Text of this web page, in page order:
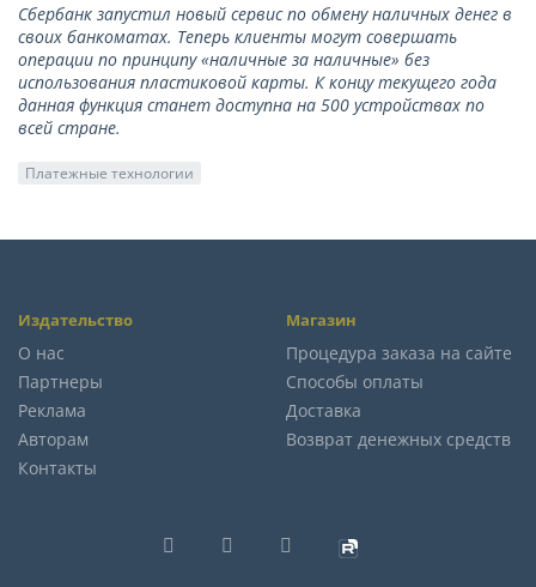
Сбербанк запустил новый сервис по обмену наличных денег в
своих банкоматах. Теперь клиенты могут совершать
операции по принципу «наличные за наличные» без
использования пластиковой карты. К концу текущего года
данная функция станет доступна на 500 устройствах по
всей стране.
Платежные технологии
Издательство
О нас
Партнеры
Реклама
Авторам
Контакты
Магазин
Процедура заказа на сайте
Способы оплаты
Доставка
Возврат денежных средств